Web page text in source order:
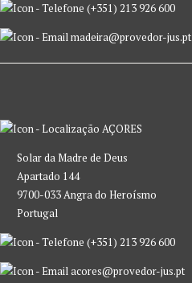
(+351) 213 926 600
madeira@provedor-jus.pt
AÇORES
Solar da Madre de Deus
Apartado 144
9700-033 Angra do Heroísmo
Portugal
(+351) 213 926 600
acores@provedor-jus.pt